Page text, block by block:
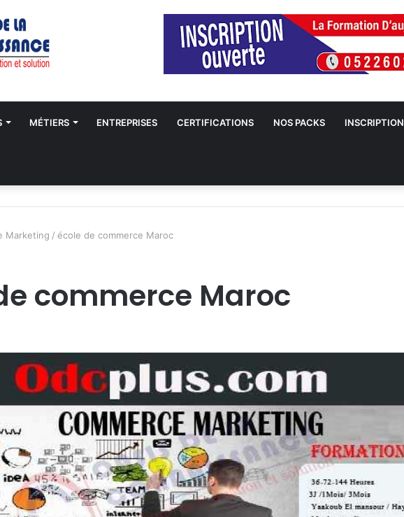
MÉTIERS ENTREPRISES CERTIFICATIONS NOS PACKS INSCRIPTION
Marketing / école de commerce Maroc
commerce Maroc